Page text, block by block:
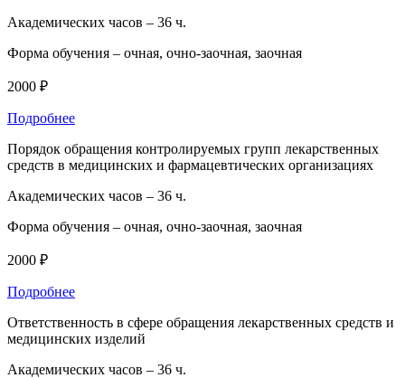
Академических часов – 36 ч.
Форма обучения – очная, очно-заочная, заочная
2000 ₽
Подробнее
Порядок обращения контролируемых групп лекарственных
средств в медицинских и фармацевтических организациях
Академических часов – 36 ч.
Форма обучения – очная, очно-заочная, заочная
2000 ₽
Подробнее
Ответственность в сфере обращения лекарственных средств и
медицинских изделий
Академических часов – 36 ч.